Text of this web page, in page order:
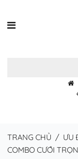
TRANG CHỦ / ƯU
COMBO CƯỚI